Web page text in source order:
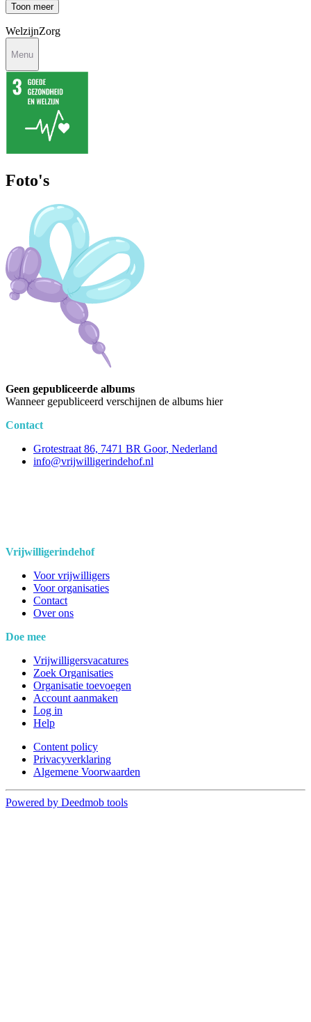
Toon meer
WelzijnZorg
Menu
Foto's
Geen gepubliceerde albums
Wanneer gepubliceerd verschijnen de albums hier
Contact
Grotestraat 86, 7471 BR Goor, Nederland
info@vrijwilligerindehof.nl
Vrijwilligerindehof
Voor vrijwilligers
Voor organisaties
Contact
Over ons
Doe mee
Vrijwilligersvacatures
Zoek Organisaties
Organisatie toevoegen
Account aanmaken
Log in
Help
Content policy
Privacyverklaring
Algemene Voorwaarden
Powered by Deedmob tools